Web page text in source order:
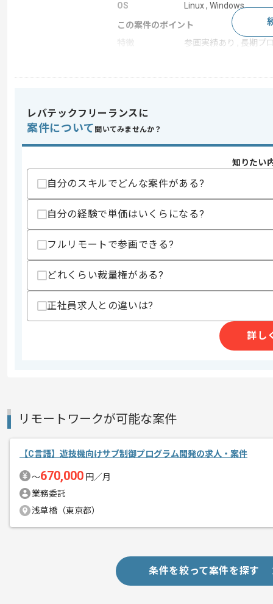
OS
Linux , Windows
この案件のポイント
参画実績あり , 長期プ
・下記、技術を用いた開発経験
- C++
上記に似た経験やスキルをお持ちであれば
精算・お支払い
精算条件
精算基準時間
支払いサイト
商談回数
1回
エージェントからのコ
レバテックでの実績がある企業の案件で
新しいアイディアや技術を積極的に導入
スキルアップされたい方、長期的に参
レバテックフリーランスに
案件について 聞いてみませんか？
知りたい
自分のスキルでどんな案件がある?
自分の経験で単価はいくらになる?
フルリモートで参画できる?
どれくらい裁量権がある?
正社員求人との違いは?
詳し
リモートワークが可能な案件
【C言語】遊技機向けサブ制御プログラム開発の求人・案件
〜670,000 円／月
業務委託
浅草橋（東京都）
条件を絞って案件を探す